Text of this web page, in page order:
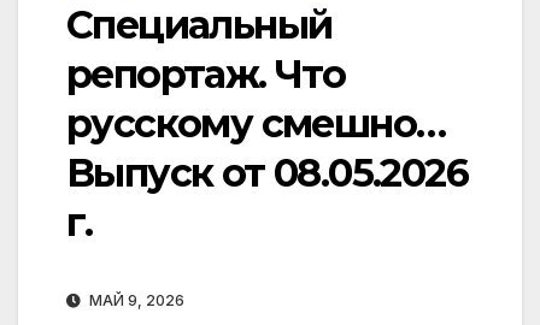
Специальный
репортаж. Что
русскому смешно…
Выпуск от 08.05.2026
г.
МАЙ 9, 2026